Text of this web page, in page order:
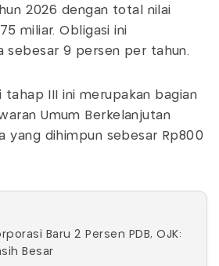
2026 dengan total nilai
miliar. Obligasi ini
sebesar 9 persen per tahun.
tahap III ini merupakan bagian
Umum Berkelanjutan
yang dihimpun sebesar Rp800
Baru 2 Persen PDB, OJK:
Besar